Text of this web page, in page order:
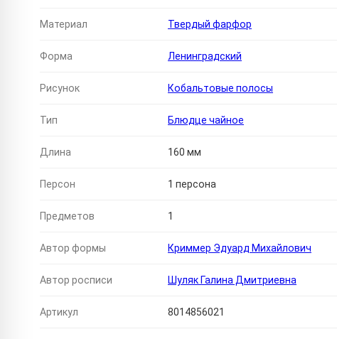
Материал Твердый фарфор
Форма Ленинградский
Рисунок Кобальтовые полосы
Тип Блюдце чайное
Длина 160 мм
Персон 1 персона
Предметов 1
Автор формы Криммер Эдуард Михайлович
Автор росписи Шуляк Галина Дмитриевна
Артикул 8014856021